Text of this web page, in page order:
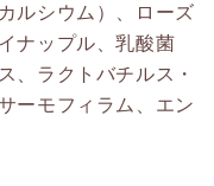
ルシウム）、ローズ
ナップル、乳酸菌
、ラクトバチルス・
ーモフィラム、エン